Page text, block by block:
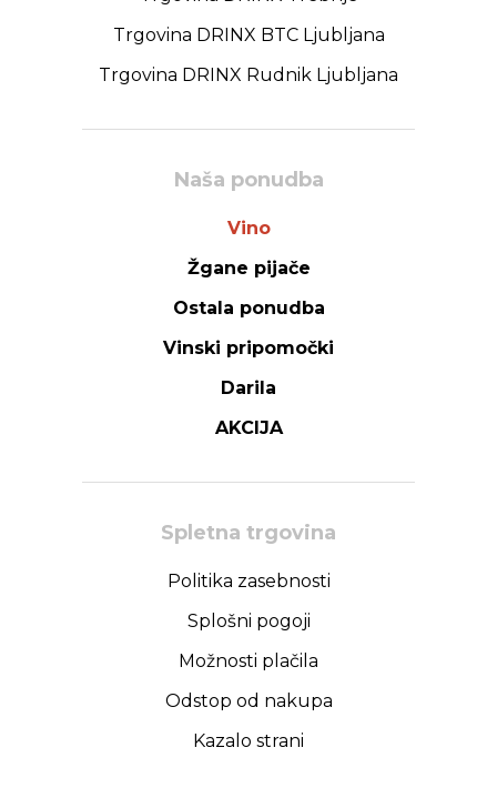
Trgovina DRINX BTC Ljubljana
Trgovina DRINX Rudnik Ljubljana
Naša ponudba
Vino
Žgane pijače
Ostala ponudba
Vinski pripomočki
Darila
AKCIJA
Spletna trgovina
Politika zasebnosti
Splošni pogoji
Možnosti plačila
Odstop od nakupa
Kazalo strani